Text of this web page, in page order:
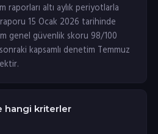
altı aylık periyotlarla
15 Ocak 2026 tarihinde
genel güvenlik skoru 98/100
kapsamlı denetim Temmuz
hangi kriterler